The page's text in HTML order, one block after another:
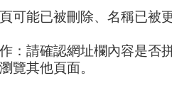
可能已被刪除、名稱已被
：請確認網址欄內容是否
覽其他頁面。